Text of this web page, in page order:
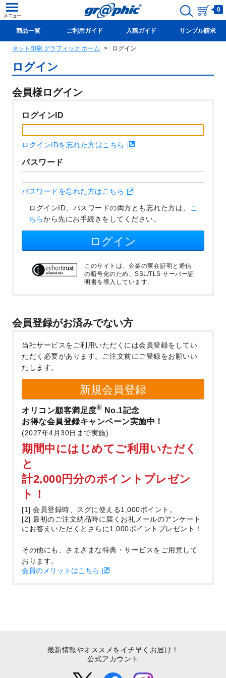
0
商品一覧 ご利用ガイド 入稿ガイド サンプル請求
新規会員登録(無料)
ネット印刷 グラフィック ホーム ログイン
ログイン
会員様ログイン
ログインID
ログインIDを忘れた方はこちら
パスワード
パスワードを忘れた方はこちら
ログインID、パスワードの両方とも忘れた方は、 こ
ちらから先にお手続きをしてください。
ログイン
このサイトは、企業の実在証明と通信
の暗号化のため、SSL/TLS サーバー証
明書を導入しています。
会員登録がお済みでない方
当社サービスをご利用いただくには会員登録をしてい
ただく必要があります。
ご注文前にご登録をお願いい
たします。
新規会員登録
オリコン顧客満足度® No.1記念
お得な会員登録キャンペーン実施中！
(2027年4月30日まで実施)
期間中にはじめてご利用いただく
と
計2,000円分のポイントプレゼン
ト！
[1] 会員登録時、スグに使える1,000ポイント。
[2] 最初のご注文納品時に届くお礼メールのアンケート
にお答えいただくとさらに1,000ポイントプレゼント！
その他にも、さまざまな特典・サービスをご用意して
おります。
会員のメリットはこちら
最新情報やオススメをイチ早くお届け！
公式アカウント